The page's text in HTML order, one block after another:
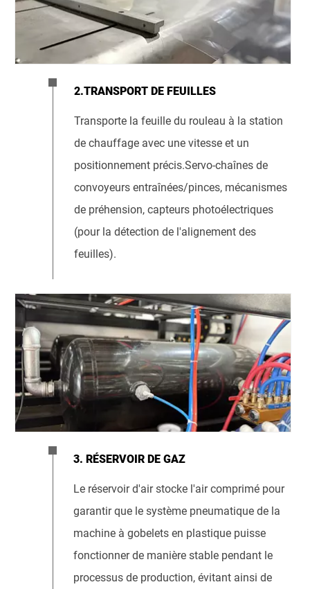
2.TRANSPORT DE FEUILLES
Transporte la feuille du rouleau à la station
de chauffage avec une vitesse et un
positionnement précis.Servo-chaînes de
convoyeurs entraînées/pinces, mécanismes
de préhension, capteurs photoélectriques
(pour la détection de l'alignement des
feuilles).
3. RÉSERVOIR DE GAZ
Le réservoir d'air stocke l'air comprimé pour
garantir que le système pneumatique de la
machine à gobelets en plastique puisse
fonctionner de manière stable pendant le
processus de production, évitant ainsi de